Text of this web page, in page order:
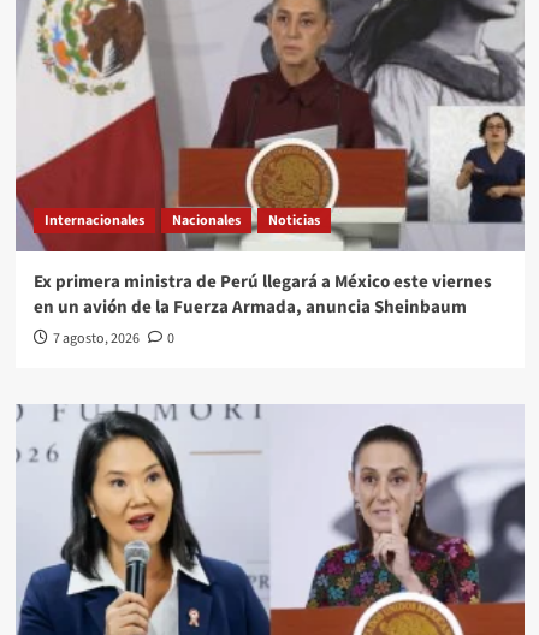
Internacionales Nacionales Noticias
Ex primera ministra de Perú llegará a México este viernes
en un avión de la Fuerza Armada, anuncia Sheinbaum
7 agosto, 2026 0